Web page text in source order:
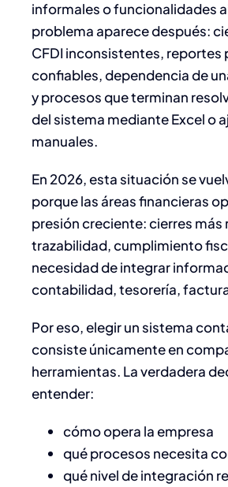
informales o funcionalidades
problema aparece después:
CFDI inconsistentes, reportes
confiables, dependencia de
y procesos que terminan
del sistema mediante Excel o
manuales.
En 2026, esta situación se
porque las áreas financieras
presión creciente: cierres más
trazabilidad, cumplimiento
necesidad de integrar
contabilidad, tesorería,
Por eso, elegir un sistema
consiste únicamente en
herramientas. La verdadera
entender:
cómo opera la empresa
qué procesos necesita
qué nivel de integración